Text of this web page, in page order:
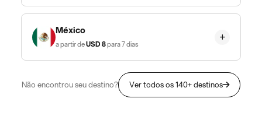
México
a partir deUSD8para 7 dias
Não encontrou seu destino? Ver todos os 140+ destinos